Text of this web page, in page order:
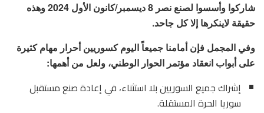
شاركوا وأسسوا لصنع نصر 8 ديسمبر/كانون الأول 2024 وهذه
حقيقة لاينكرها إلا كل جاحد.
وفي المجمل فإن أمامنا جميعاً اليوم كسوريين أحرار مهام كثيرة
على أبواب انعقاد مؤتمر الحوار الوطني، ولعل من أهمها:
إشراك جميع السوريين بلا استثناء، في إعادة صنع مستقبل
سوريا الحرة المستقلة.